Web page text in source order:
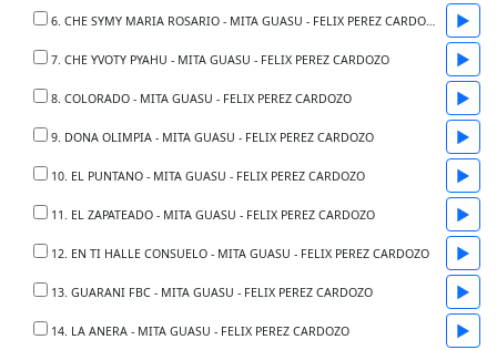
6. CHE SYMY MARIA ROSARIO - MITA GUASU - FELIX PEREZ CARDOZO ▶
7. CHE YVOTY PYAHU - MITA GUASU - FELIX PEREZ CARDOZO ▶
8. COLORADO - MITA GUASU - FELIX PEREZ CARDOZO ▶
9. DONA OLIMPIA - MITA GUASU - FELIX PEREZ CARDOZO ▶
10. EL PUNTANO - MITA GUASU - FELIX PEREZ CARDOZO ▶
11. EL ZAPATEADO - MITA GUASU - FELIX PEREZ CARDOZO ▶
12. EN TI HALLE CONSUELO - MITA GUASU - FELIX PEREZ CARDOZO ▶
13. GUARANI FBC - MITA GUASU - FELIX PEREZ CARDOZO ▶
14. LA ANERA - MITA GUASU - FELIX PEREZ CARDOZO ▶